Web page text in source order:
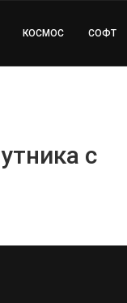
КОСМОС СОФТ
с